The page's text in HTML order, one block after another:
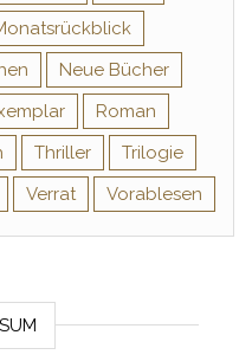
Neue Bücher
Roman
Thriller
Trilogie
Verrat Vorablesen